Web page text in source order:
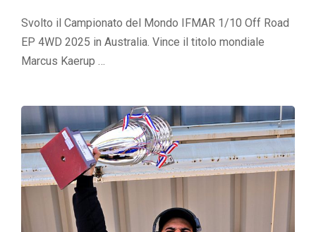
Svolto il Campionato del Mondo IFMAR 1/10 Off Road
EP 4WD 2025 in Australia. Vince il titolo mondiale
Marcus Kaerup …